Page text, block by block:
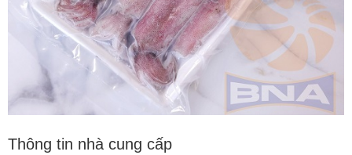
Thông tin nhà cung cấp